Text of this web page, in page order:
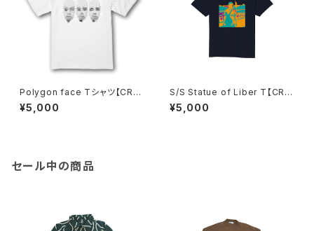
Polygon face Tシャツ【CRO
SSJAM】
¥5,000
S/S Statue of Liber T【CRO
SSJAM】
¥5,000
セール中の商品